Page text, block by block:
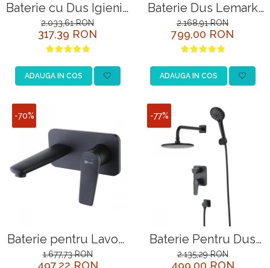
Baterie cu Dus Igienic
Lemark Bronx
LM3720GM Grafit
Incastrata
2.033,61 RON
317,39 RON
ADAUGA IN COS
Baterie Dus Lemark
Bronx LM3722GM
Grafit Incastrata
2.168,91 RON
799,00 RON
ADAUGA IN COS
-70%
Baterie pentru Lavoar
Lemark Bronx
1.677,73 RON
497,22 RON
-77%
Baterie Pentru Dus
Lemark Bronx
2.135,29 RON
499,00 RON